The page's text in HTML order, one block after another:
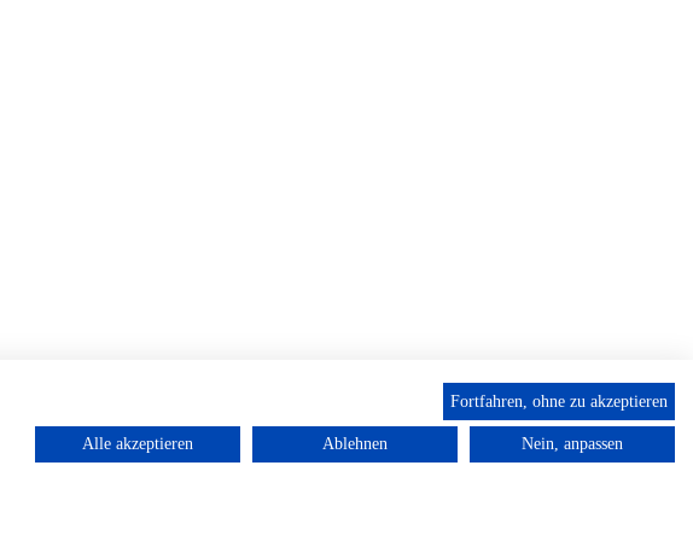
Fortfahren, ohne zu akzeptieren
Alle akzeptieren Ablehnen Nein, anpassen